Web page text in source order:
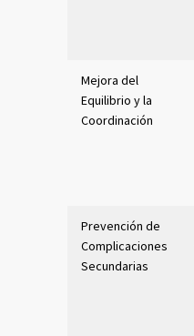
Mejora del
Equilibrio y la
Coordinación
Prevención de
Complicaciones
Secundarias